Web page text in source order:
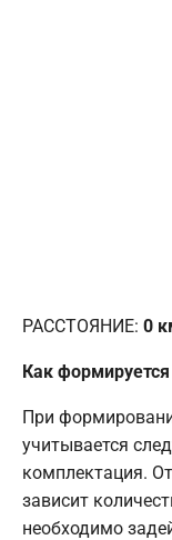
РАССТОЯНИЕ: 0
Как
При
учитывается
комплектация.
зависит
необходимо